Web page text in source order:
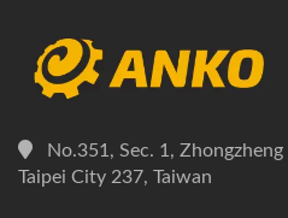
No.351, Sec. 1,
Taipei City 237, Taiwan